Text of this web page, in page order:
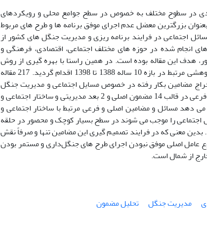
در سطوح مختلف به خصوص در سطح جوامع محلی و رویکردهای
بزرگترین معضل عدم اجرای موفق برنامه ها و طرح های مربوط
اجتماعی در فرایند برنامه ریزی و مدیریت جنگل های کشور از
انجام شده در حوزه های مختلف اجتماعی، اقتصادی، فرهنگی و
هدف این مقاله بوده است. در همین راستا با بهره گیری از روش
کیفی تحلیل مضمون، به تحلیل محتوای آثار پژوهشی مرتبط در بازه 10 ساله 1388 تا 1398 اقدام گردید. 217 مقاله
نهایی جهت استخراج مضامین بکار رفته در خصوص مسایل اجتماعی و مدیریت جنگل
انتخاب گردید. مطابق این بررسی 372 مضمون فرعی در قالب 14 مضمون اصلی و 2 بعد مدیریتی و ساختار اجتماعی و
دهد مسائل و مضامین اصلی و فرعی مرتبط با ساختار اجتماعی و
اجتماعی را موجب می شوند در سطح بسیار کوچک و محصور در حلقه
معنی که در فرایند تصمیم گیری این مضامین تنها و صرفاً نقش
عامل اصلی موفق نبودن اجرای طرح های جنگل‌داری و مستمر بودن
از شمال است.
مدیریت جنگل
تحلیل مضمون